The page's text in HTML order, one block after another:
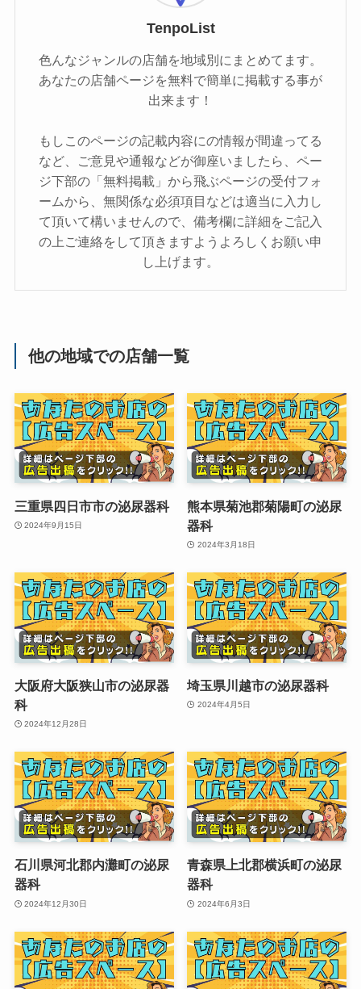
TenpoList
色んなジャンルの店舗を地域別にまとめてます。
あなたの店舗ページを無料で簡単に掲載する事が
出来ます！
もしこのページの記載内容にの情報が間違ってる
など、ご意見や通報などが御座いましたら、ペー
ジ下部の「無料掲載」から飛ぶページの受付フォ
ームから、無関係な必須項目などは適当に入力し
て頂いて構いませんので、備考欄に詳細をご記入
の上ご連絡をして頂きますようよろしくお願い申
し上げます。
他の地域での店舗一覧
三重県四日市市の泌尿器科
2024年9月15日
熊本県菊池郡菊陽町の泌尿
器科
2024年3月18日
大阪府大阪狭山市の泌尿器
科
2024年12月28日
埼玉県川越市の泌尿器科
2024年4月5日
石川県河北郡内灘町の泌尿
器科
2024年12月30日
青森県上北郡横浜町の泌尿
器科
2024年6月3日